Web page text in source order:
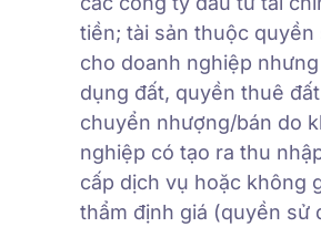
tiền; tài sản thuộc
cho doanh nghiệp
dụng đất, quyền thuê
chuyển nhượng/bán do
nghiệp có tạo ra thu
cấp dịch vụ hoặc không
thẩm định giá (quyền sử